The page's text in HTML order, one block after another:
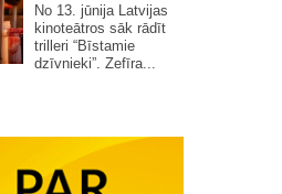
No 13. jūnija Latvijas
kinoteātros sāk rādīt
trilleri “Bīstamie
dzīvnieki”. Zefīra...